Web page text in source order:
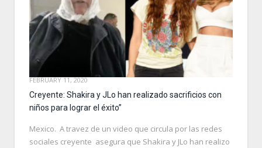
FEBRUARY 11, 2020
Creyente: Shakira y JLo han realizado sacrificios con
niños para lograr el éxito”
Mexico. A travez de un video que circula por las redes
sociales creyente asegura que Shakira y JLo han realizo